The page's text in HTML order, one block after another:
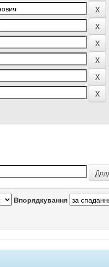
Впорядкування